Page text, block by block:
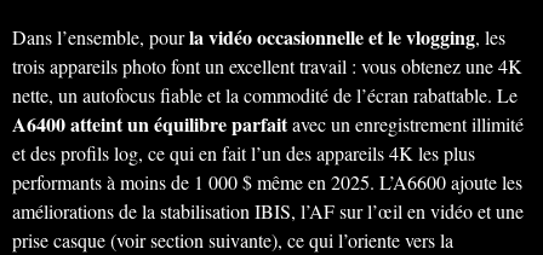
Dans l’ensemble, pourla vidéo occasionnelle et le vlogging, les
trois appareils photo font un excellent travail : vous obtenez une 4K
nette, un autofocus fiable et la commodité de l’écran rabattable. Le
A6400 atteint un équilibre parfaitavec un enregistrement illimité
et des profils log, ce qui en fait l’un des appareils 4K les plus
performants à moins de 1 000 $ même en 2025. L’A6600 ajoute les
améliorations de la stabilisation IBIS, l’AF sur l’œil en vidéo et une
prise casque (voir section suivante), ce qui l’oriente vers la